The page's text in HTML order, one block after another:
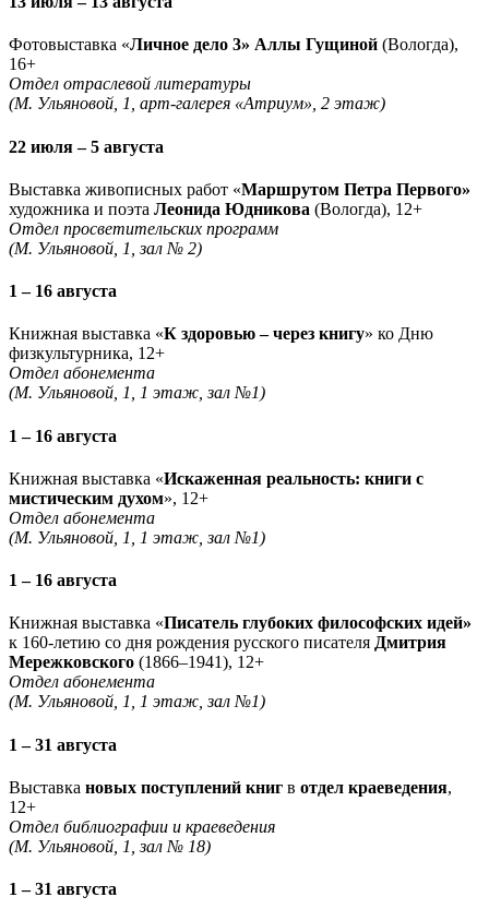
Фотовыставка «Личное дело 3» Аллы Гущиной (Вологда),
16+
Отдел отраслевой литературы
(М. Ульяновой, 1, арт-галерея «Атриум», 2 этаж)
22 июля – 5 августа
Выставка живописных работ «Маршрутом Петра Первого»
художника и поэта Леонида Юдникова (Вологда), 12+
Отдел просветительских программ
(М. Ульяновой, 1, зал № 2)
1 – 16 августа
Книжная выставка «К здоровью – через книгу» ко Дню
физкультурника, 12+
Отдел абонемента
(М. Ульяновой, 1, 1 этаж, зал №1)
1 – 16 августа
Книжная выставка «Искаженная реальность: книги с
мистическим духом», 12+
Отдел абонемента
(М. Ульяновой, 1, 1 этаж, зал №1)
1 – 16 августа
Книжная выставка «Писатель глубоких философских идей»
к 160-летию со дня рождения русского писателя Дмитрия
Мережковского (1866–1941), 12+
Отдел абонемента
(М. Ульяновой, 1, 1 этаж, зал №1)
1 – 31 августа
Выставка новых поступлений книг в отдел краеведения,
12+
Отдел библиографии и краеведения
(М. Ульяновой, 1, зал № 18)
1 – 31 августа